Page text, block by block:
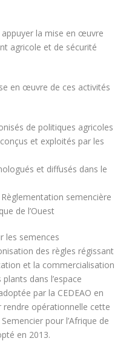
appuyer la mise en œuvre
agricole et de sécurité
en œuvre de ces activités
de politiques agricoles
et exploités par les
et diffusés dans le
semencière
de l’Ouest
les semences
des règles régissant
et la commercialisation
dans l’espace
par la CEDEAO en
rendre opérationnelle cette
pour l’Afrique de
en 2013.